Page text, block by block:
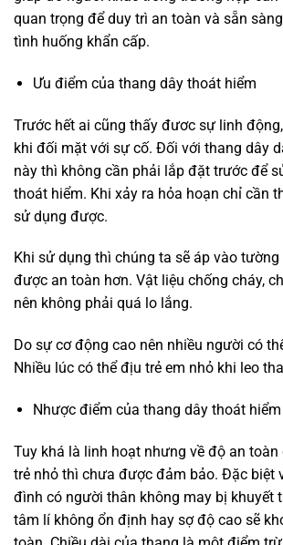
quan trọng để duy trì an toàn và sẵn
tình huống khẩn cấp.
Ưu điểm của thang dây thoát hiểm
Trước hết ai cũng thấy đươc sự linh
khi đối mặt với sự cố. Đối với thang dây
này thì không cần phải lắp đặt trước để
thoát hiểm. Khi xảy ra hỏa hoạn chỉ cần
sử dụng được.
Khi sử dụng thì chúng ta sẽ áp vào
được an toàn hơn. Vật liệu chống cháy,
nên không phải quá lo lắng.
Do sự cơ động cao nên nhiều người có
Nhiều lúc có thể địu trẻ em nhỏ khi leo
Nhược điểm của thang dây thoát hiểm
Tuy khá là linh hoạt nhưng về độ an
trẻ nhỏ thì chưa được đảm bảo. Đặc biệt
đình có người thân không may bị khuyết
tâm lí không ổn định hay sợ độ cao sẽ